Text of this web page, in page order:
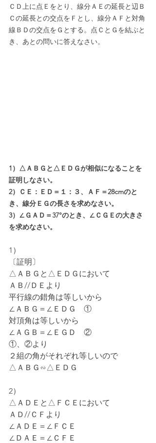
ＣＤ上に点Ｅをとり、線分ＡＥの延長と辺Ｂ
Ｃの延長との交点をＦとし、線分ＡＦと対角
線ＢＤの交点をＧとする。点ＣとＧを結ぶと
き、あとの問いに答えなさい。
1）△ＡＢＧと△ＥＤＧが相似になることを
証明しなさい。
2）ＣＥ：ＥＤ＝１：３、ＡＦ＝28cmのと
き、線分ＥＧの長さを求めなさい。
3）∠ＧＡＤ＝37°のとき、∠ＣＧＥの大きさ
を求めなさい。
1）
〔証明〕
△ＡＢＧと△ＥＤＧにおいて
ＡＢ//ＤＥより
平行線の錯角は等しいから
∠ＡＢＧ＝∠ＥＤＧ　①
対頂角は等しいから
∠ＡＧＢ＝∠ＥＧＤ　②
①、②より
２組の角がそれぞれ等しいので
△ＡＢＧ∽△ＥＤＧ
2）
△ＡＤＥと△ＦＣＥにおいて
ＡＤ//ＣＦより
∠ＡＤＥ＝∠ＦＣＥ
∠ＤＡＥ＝∠ＣＦＥ